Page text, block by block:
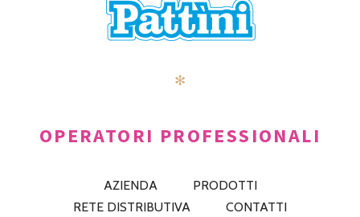
✻
OPERATORI PROFESSIONALI
AZIENDA
PRODOTTI
RETE DISTRIBUTIVA
CONTATTI